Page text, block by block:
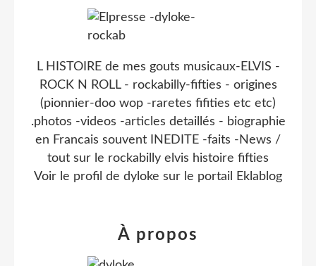
L HISTOIRE de mes gouts musicaux-ELVIS -
ROCK N ROLL - rockabilly-fifties - origines
(pionnier-doo wop -raretes fifities etc etc)
.photos -videos -articles detaillés - biographie
en Francais souvent INEDITE -faits -News /
tout sur le rockabilly elvis histoire fifties
Voir le profil de dyloke sur le portail Eklablog
À propos